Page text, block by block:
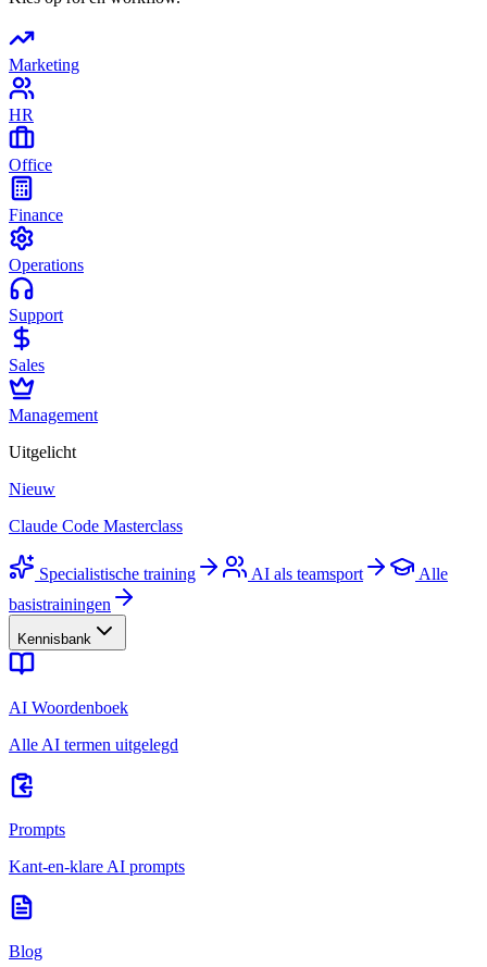
Marketing
HR
Office
Finance
Operations
Support
Sales
Management
Uitgelicht
Nieuw
Claude Code Masterclass
Specialistische training AI als teamsport
Alle
basistrainingen
Kennisbank
AI Woordenboek
Alle AI termen uitgelegd
Prompts
Kant-en-klare AI prompts
Blog